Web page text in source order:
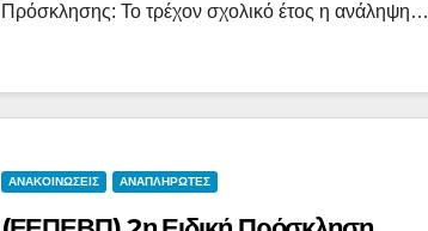
Πρόσκλησης: Το τρέχον σχολικό έτος η ανάληψη…
ΑΝΑΚΟΙΝΩΣΕΙΣ ΑΝΑΠΛΗΡΩΤΕΣ